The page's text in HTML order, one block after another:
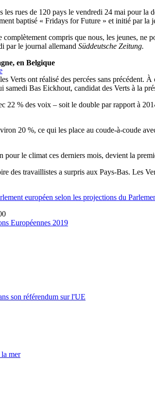
les rues de 120 pays le vendredi 24 mai pour
baptisé « Fridays for Future » et initié par la
compris que nous, les jeunes,
par le journal allemand Süddeutsche Zeitung.
en Belgique
Verts ont réalisé des percées sans
samedi Bas Eickhout, candidat des Verts à la
22 % des voix – soit le double par rapport à
20 %, ce qui les place au coude-à-coude
le climat ces derniers mois, devient la
des travaillistes a surpris aux Pays-Bas. Les
européen selon les projections du
Européennes 2019
son référendum sur l'UE
mer